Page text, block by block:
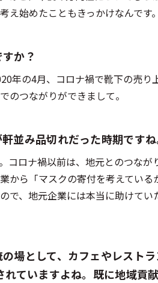
え始めたこともきっかけなんです。
すか？
年の4月、コロナ禍で靴下の売
のつながりができまして。
軒並み品切れだった時期ですね
コロナ禍以前は、地元とのつな
から「マスクの寄付を考えてい
で、地元企業には本当に助けて
の場として、カフェやレス
ていますよね。既に地域貢